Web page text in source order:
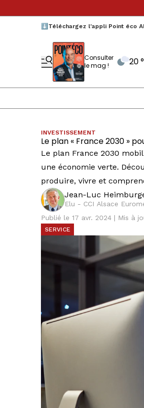
⬇️Téléchargez l'appli Point éco
Consulter
le mag !
20
INVESTISSEMENT
Le plan « France 2030 »
Le plan France 2030
une économie verte.
produire, vivre et
Jean-Luc
Elu - CCI Alsace
Publié le 17 avr. 2024 | Mis à
SERVICE